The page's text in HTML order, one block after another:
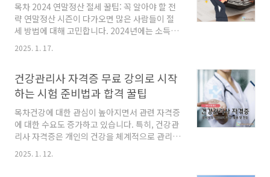
목차 2024 연말정산 절세 꿀팁: 꼭 알아야 할 전
략 연말정산 시즌이 다가오면 많은 사람들이 절
세 방법에 대해 고민합니다. 2024년에는 소득공
제와 세액공제 항목에 중요한 개정사항이 적용되
므로, 이를 잘 활용하면 더 많은 세금 환급을 받을
기반으로 한 연말소득공제 절세 팁과 간소화 서
비스 활용법을 알려드립니다. 2024년 귀속분 연
말정산 주요 개정사항1) 육아휴직수당 비과세 한
도 확대기존: 월 10만 원변경: 월 20만 원적용 시
기: 2024년 1월 1일 이후 지급분부터 적용 2) 자
녀 세액공제 확대기존: 2명 자녀까지 30만 원변
경: 2명 자녀까지 35만 원, 3명 이상부터는 추가
2025. 1. 17.
건강관리사 자격증 무료 강의로 시작
하는 시험 준비법과 합격 꿀팁
목차건강에 대한 관심이 높아지면서 관련 자격증
에 대한 수요도 증가하고 있습니다. 특히, 건강관
리사 자격증은 개인의 건강을 체계적으로 관리하
고, 전문적인 지식을 활용해 다른 사람의 건강을
돕는 직업으로 주목받고 있습니다. 오늘은 건
2025. 1. 12.